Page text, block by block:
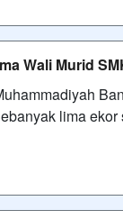
Wali Murid
lima